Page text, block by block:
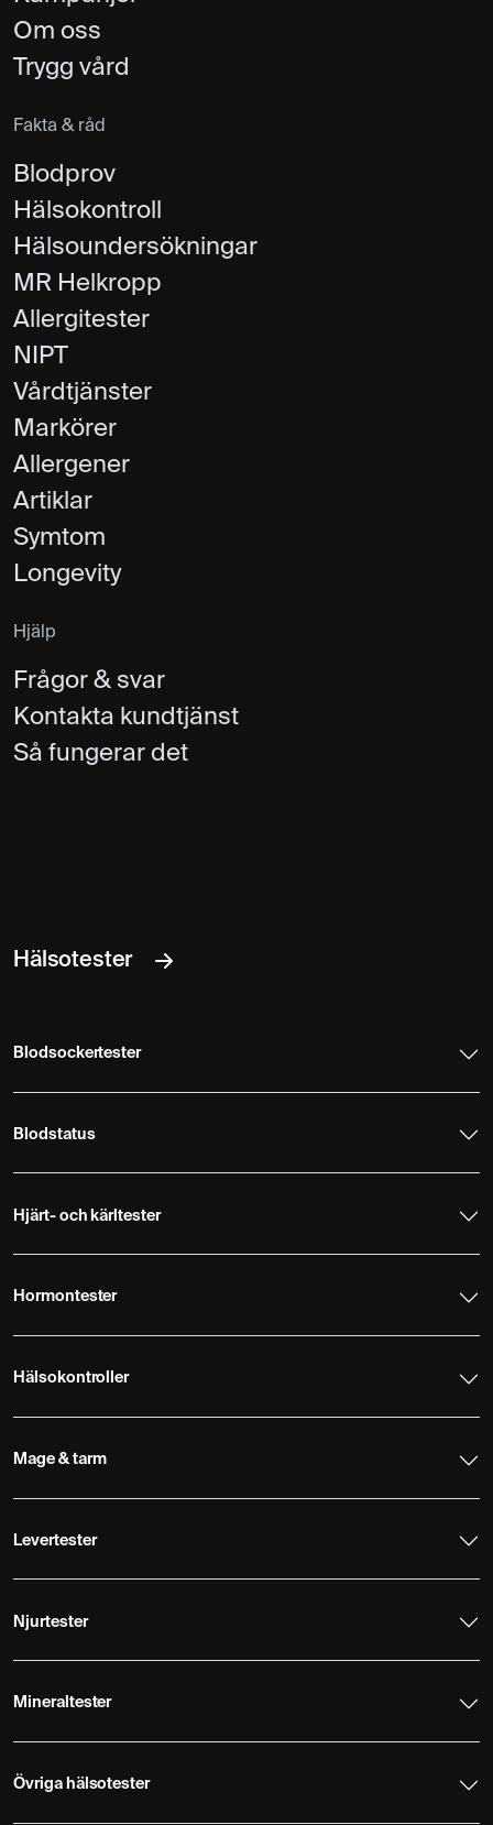
Om oss
Trygg vård
Fakta & råd
Blodprov
Hälsokontroll
Hälsoundersökningar
MR Helkropp
Allergitester
NIPT
Vårdtjänster
Markörer
Allergener
Artiklar
Symtom
Longevity
Hjälp
Frågor & svar
Kontakta kundtjänst
Så fungerar det
Hälsotester
Blodsockertester
Blodstatus
Hjärt- och kärltester
Hormontester
Hälsokontroller
Mage & tarm
Levertester
Njurtester
Mineraltester
Övriga hälsotester